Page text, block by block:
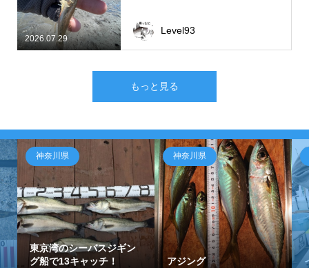
2026.07.29
Level93
もっと見る
神奈川県
東京湾のシーバスジギン
グ船で13キャッチ！
神奈川県
アジング